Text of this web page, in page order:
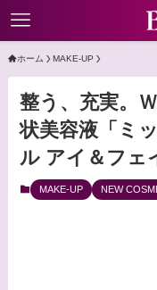
ホーム MAKE-UP
整う、充実。
状美容液「ミ
ル アイ＆フェ
MAKE-UP NEW